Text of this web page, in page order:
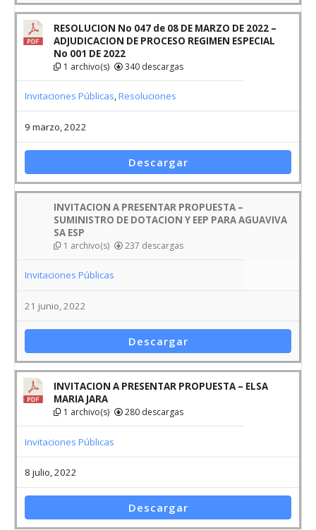
RESOLUCION No 047 de 08 DE MARZO DE 2022 –
ADJUDICACION DE PROCESO REGIMEN ESPECIAL
No 001 DE 2022
1 archivo(s) 340 descargas
Invitaciones Públicas,Resoluciones
9 marzo, 2022
Descargar
INVITACION A PRESENTAR PROPUESTA –
SUMINISTRO DE DOTACION Y EEP PARA AGUAVIVA
SA ESP
1 archivo(s) 237 descargas
Invitaciones Públicas
21 junio, 2022
Descargar
INVITACION A PRESENTAR PROPUESTA – ELSA
MARIA JARA
1 archivo(s) 280 descargas
Invitaciones Públicas
8 julio, 2022
Descargar